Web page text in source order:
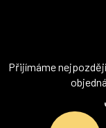
Přijímáme